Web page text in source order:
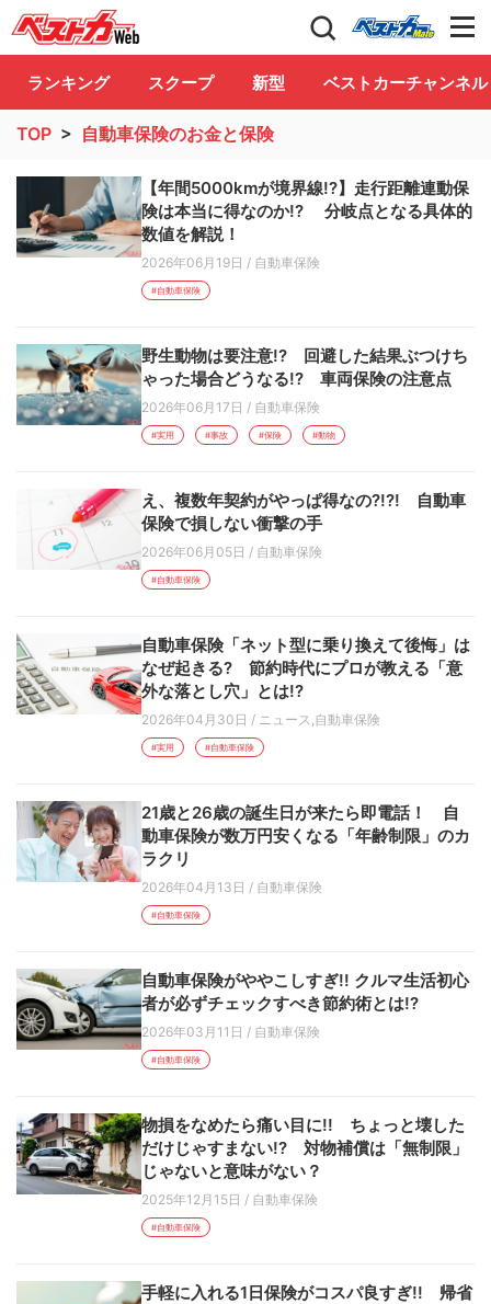
自動車情報誌「ベストカー」 Club
ランキング スクープ 新型 ベストカーチャンネル
TOP > 自動車保険のお金と保険
【年間5000kmが境界線!?】走行距離連動保
険は本当に得なのか!? 分岐点となる具体的
数値を解説！
2026年06月19日 / 自動車保険
#自動車保険
野生動物は要注意!? 回避した結果ぶつけち
ゃった場合どうなる!? 車両保険の注意点
2026年06月17日 / 自動車保険
#実用 #事故 #保険 #動物
え、複数年契約がやっぱ得なの?!?! 自動車
保険で損しない衝撃の手
2026年06月05日 / 自動車保険
#自動車保険
自動車保険「ネット型に乗り換えて後悔」は
なぜ起きる? 節約時代にプロが教える「意
外な落とし穴」とは!?
2026年04月30日 / ニュース ,自動車保険
#実用 #自動車保険
21歳と26歳の誕生日が来たら即電話！ 自
動車保険が数万円安くなる「年齢制限」のカ
ラクリ
2026年04月13日 / 自動車保険
#自動車保険
自動車保険がややこしすぎ!! クルマ生活初心
者が必ずチェックすべき節約術とは!?
2026年03月11日 / 自動車保険
#自動車保険
物損をなめたら痛い目に!! ちょっと壊した
だけじゃすまない!? 対物補償は「無制限」
じゃないと意味がない？
2025年12月15日 / 自動車保険
#自動車保険
手軽に入れる1日保険がコスパ良すぎ!! 帰省